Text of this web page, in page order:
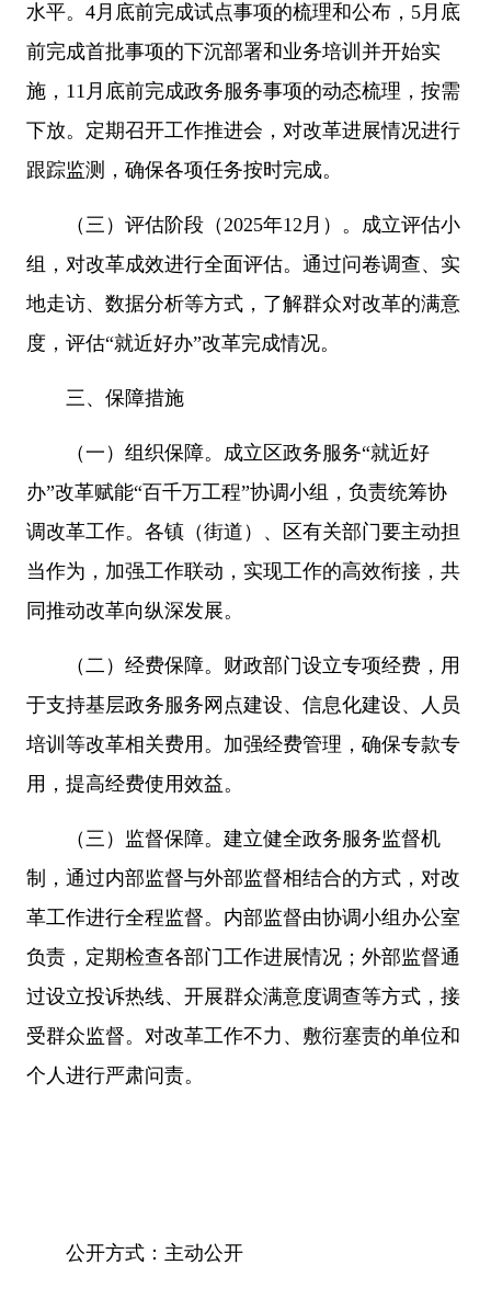
水平。4月底前完成试点事项的梳理和公布，5月底
前完成首批事项的下沉部署和业务培训并开始实
施，11月底前完成政务服务事项的动态梳理，按需
下放。定期召开工作推进会，对改革进展情况进行
跟踪监测，确保各项任务按时完成。
（三）评估阶段（2025年12月）。成立评估小
组，对改革成效进行全面评估。通过问卷调查、实
地走访、数据分析等方式，了解群众对改革的满意
度，评估“就近好办”改革完成情况。
三、保障措施
（一）组织保障。成立区政务服务“就近好
办”改革赋能“百千万工程”协调小组，负责统筹协
调改革工作。各镇（街道）、区有关部门要主动担
当作为，加强工作联动，实现工作的高效衔接，共
同推动改革向纵深发展。
（二）经费保障。财政部门设立专项经费，用
于支持基层政务服务网点建设、信息化建设、人员
培训等改革相关费用。加强经费管理，确保专款专
用，提高经费使用效益。
（三）监督保障。建立健全政务服务监督机
制，通过内部监督与外部监督相结合的方式，对改
革工作进行全程监督。内部监督由协调小组办公室
负责，定期检查各部门工作进展情况；外部监督通
过设立投诉热线、开展群众满意度调查等方式，接
受群众监督。对改革工作不力、敷衍塞责的单位和
个人进行严肃问责。
公开方式：主动公开